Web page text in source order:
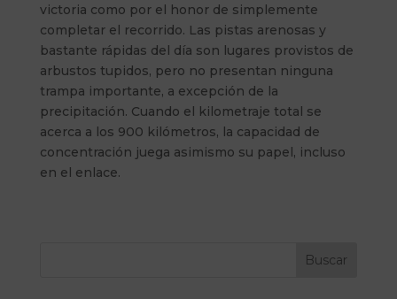
victoria como por el honor de simplemente
completar el recorrido. Las pistas arenosas y
bastante rápidas del día son lugares provistos de
arbustos tupidos, pero no presentan ninguna
trampa importante, a excepción de la
precipitación. Cuando el kilometraje total se
acerca a los 900 kilómetros, la capacidad de
concentración juega asimismo su papel, incluso
en el enlace.
Buscar